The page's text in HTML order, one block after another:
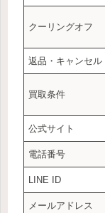
クーリングオフ
返品・キャンセル
買取条件
公式サイト
電話番号
LINE ID
メールアドレス